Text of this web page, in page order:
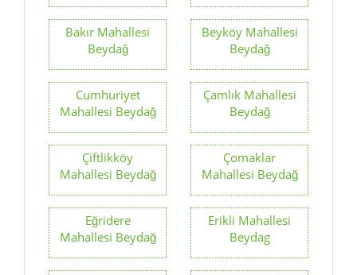
Bakır Mahallesi
Beydağ
Beyköy Mahallesi
Beydağ
Cumhuriyet
Mahallesi Beydağ
Çamlık Mahallesi
Beydağ
Çiftlikköy
Mahallesi Beydağ
Çomaklar
Mahallesi Beydağ
Eğridere
Mahallesi Beydağ
Erikli Mahallesi
Beydag